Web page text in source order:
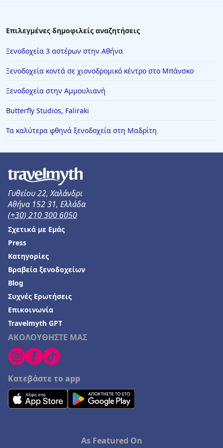
Επιλεγμένες δημοφιλείς αναζητήσεις
Ξενοδοχεία 3 αστέρων στην Αθήνα
Ξενοδοχεία κοντά σε χιονοδρομικό κέντρο στο Μπάνσκο
Ξενοδοχεία στην Αμμουλιανή
Butterfly Studios, Faliraki
Τα καλύτερα φθηνά ξενοδοχεία στη Μαδρίτη
Γυθείου 22, Χαλάνδρι
Αθήνα 152 31, Ελλάδα
(+30) 210 300 6050
ΑΚΟΛΟΥΘΗΣΤΕ ΜΑΣ
Κατεβάστε το app
Σχετικά με Εμάς
Press
Κατηγορίες
Βραβεία ξενοδοχείων
Blog
Συχνές Ερωτήσεις
Επικοινωνία
Travelmyth GPT
As Featured On